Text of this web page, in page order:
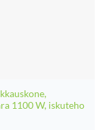
1100 W, iskuteho